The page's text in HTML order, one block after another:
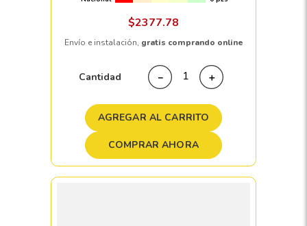
$2377.78
Envío e instalación, gratis comprando online
Cantidad ＋
－
AGREGAR AL CARRITO
COMPRAR AHORA